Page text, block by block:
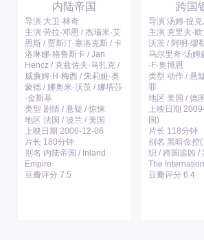
内陆帝国
导演 大卫·林奇
主演 劳拉·邓恩 / 杰瑞米·艾
恩斯 / 贾斯汀·塞洛克斯 / 卡
洛琳娜·格鲁斯卡 / Jan
Hencz / 克兹佐夫·马扎克 /
威廉姆·H·梅西 / 朱莉娅·奥
蒙德 / 娜奥米·沃茨 / 娜塔莎
·金斯基
类型 剧情 / 悬疑 / 惊悚
地区 法国 / 波兰 / 美国
上映日期 2006-12-06
片长 180分钟
别名 内陆帝国 / Inland
Empire
豆瓣评分 7.5
跨国
导演 汤姆·提
主演 克里夫·
沃茨 / 阿明·缪
乌尔里奇·汤姆
·F·奥博恩
类型 动作 / 悬
罪
地区 美国 / 德
上映日期
国)
片长 118分钟
别名 黑暗金控(
织 / 跨国追凶 /
The
豆瓣评分 6.4